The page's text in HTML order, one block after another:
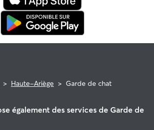
> Haute-Ariège > Garde de chat
également des services de Garde de